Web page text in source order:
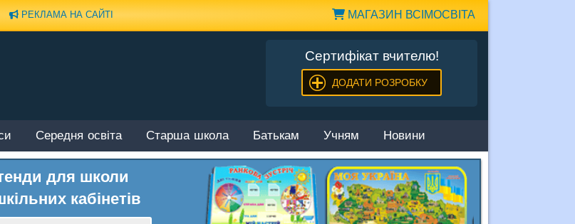
МАГАЗИН ВСІМОСВІТА
РЕКЛАМА НА САЙТІ
Сертифікат вчителю!
ДОДАТИ РОЗРОБКУ
Середня освіта Старша школа Батькам Учням Новини
для школи
кабінетів